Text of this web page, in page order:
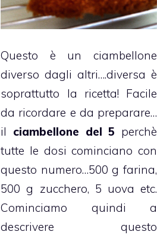
Questo è un ciambellone
diverso dagli altri….diversa è
soprattutto la ricetta! Facile
da ricordare e da preparare…
il ciambellone del 5 perchè
tutte le dosi cominciano con
questo numero…500 g farina,
500 g zucchero, 5 uova etc.
Cominciamo quindi a
descrivere questo